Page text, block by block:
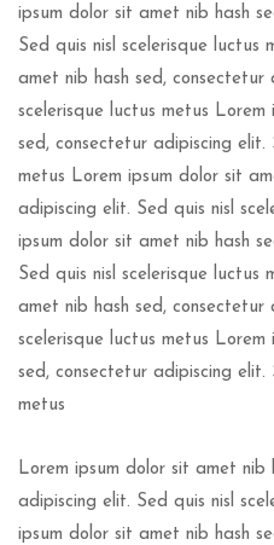
ipsum dolor sit amet nib hash
Sed quis nisl scelerisque luctus
amet nib hash sed, consectetur
scelerisque luctus metus
sed, consectetur adipiscing elit.
metus Lorem ipsum dolor sit
adipiscing elit. Sed quis nisl
ipsum dolor sit amet nib hash
Sed quis nisl scelerisque luctus
amet nib hash sed, consectetur
scelerisque luctus metus
sed, consectetur adipiscing elit.
metus
Lorem ipsum dolor sit amet nib
adipiscing elit. Sed quis nisl
ipsum dolor sit amet nib hash